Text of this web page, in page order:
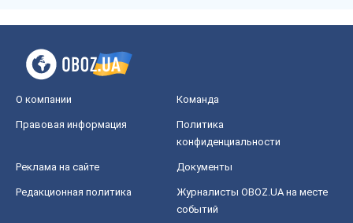
О компании Команда
Правовая информация
Политика
конфиденциальности
Реклама на сайте Документы
Редакционная политика
Журналисты OBOZ.UA на месте
событий